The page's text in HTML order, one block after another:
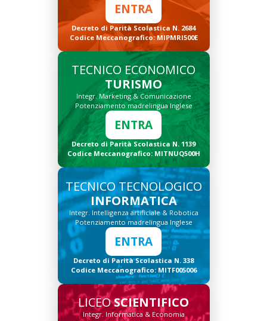
ENTRA
Decreto di Parità Scolastica N. 2684
Codice Meccanografico: MIPMRI500E
TECNICO ECONOMICO
TURISMO
Integr. Marketing & Comunicazione
Potenziamento madrelingua Inglese
ENTRA
Decreto di Parità Scolastica N. 1139
Codice Meccanografico: MITNUQ500H
TECNICO TECNOLOGICO
INFORMATICA
Integr. Intelligenza artificiale & Robotica
Potenziamento madrelingua Inglese
ENTRA
Decreto di Parità Scolastica N. 338
Codice Meccanografico: MITF005006
LICEOSCIENTIFICO
Integr. Informatica & Economia